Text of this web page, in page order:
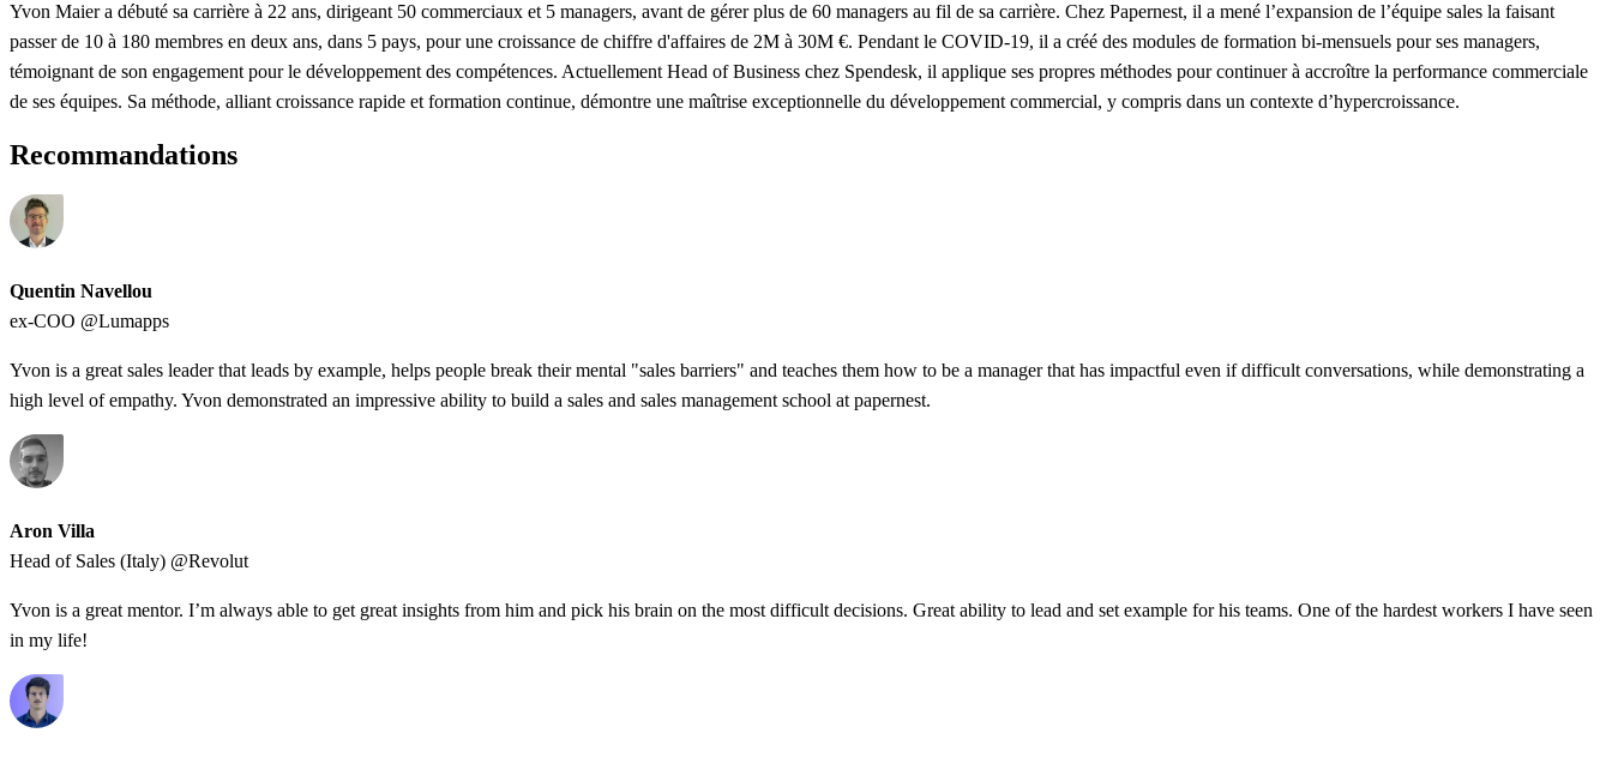
Yvon Maier a débuté sa carrière à 22 ans, dirigeant 50 commerciaux et 5 managers, avant de gérer plus de 60 managers au fil de sa carrière. Chez Papernest, il a mené l’expansion de l’équipe sales la faisant
passer de 10 à 180 membres en deux ans, dans 5 pays, pour une croissance de chiffre d'affaires de 2M à 30M €. Pendant le COVID-19, il a créé des modules de formation bi-mensuels pour ses managers,
témoignant de son engagement pour le développement des compétences. Actuellement Head of Business chez Spendesk, il applique ses propres méthodes pour continuer à accroître la performance commerciale
de ses équipes. Sa méthode, alliant croissance rapide et formation continue, démontre une maîtrise exceptionnelle du développement commercial, y compris dans un contexte d’hypercroissance.
Recommandations
Quentin Navellou
ex-COO @Lumapps
Yvon is a great sales leader that leads by example, helps people break their mental "sales barriers" and teaches them how to be a manager that has impactful even if difficult conversations, while demonstrating a
high level of empathy. Yvon demonstrated an impressive ability to build a sales and sales management school at papernest.
Aron Villa
Head of Sales (Italy) @Revolut
Yvon is a great mentor. I’m always able to get great insights from him and pick his brain on the most difficult decisions. Great ability to lead and set example for his teams. One of the hardest workers I have seen
in my life!